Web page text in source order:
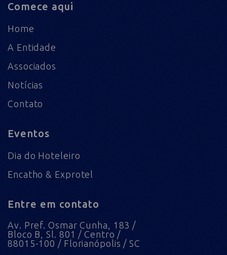
Comece aqui
Home
A Entidade
Associados
Notícias
Contato
Eventos
Dia do Hoteleiro
Encatho & Exprotel
Entre em contato
Av. Pref. Osmar Cunha, 183 /
Bloco B, Sl. 801 / Centro /
88015-100 / Florianópolis / SC